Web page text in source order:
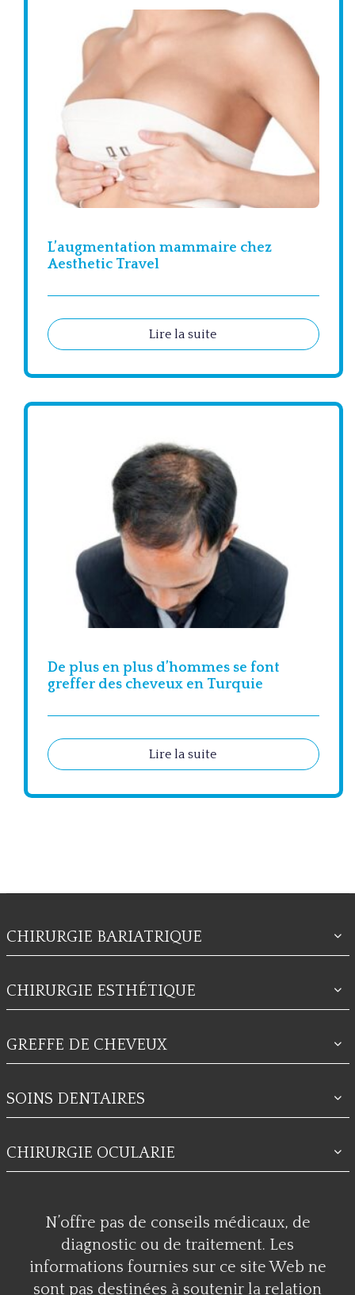
L’augmentation mammaire chez
Aesthetic Travel
Lire la suite
De plus en plus d’hommes se font
greffer des cheveux en Turquie
Lire la suite
CHIRURGIE BARIATRIQUE
CHIRURGIE ESTHÉTIQUE
GREFFE DE CHEVEUX
SOINS DENTAIRES
CHIRURGIE OCULARIE
N’offre pas de conseils médicaux, de
diagnostic ou de traitement. Les
informations fournies sur ce site Web ne
sont pas destinées à soutenir la relation